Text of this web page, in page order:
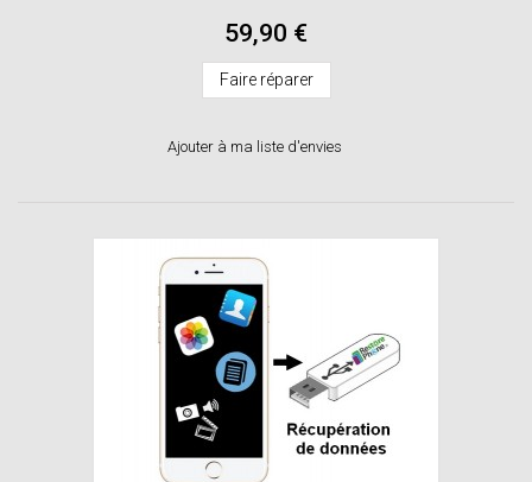
59,90 €
Faire réparer
Ajouter à ma liste d'envies